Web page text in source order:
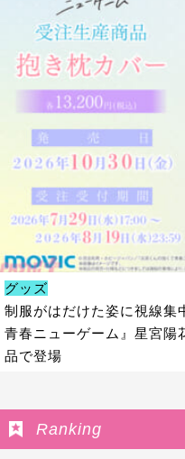
グッズ
制服がはだけた姿に視線
青春ニューゲーム』星宮陽
品で登場
Ranking